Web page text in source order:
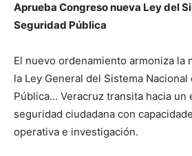
Aprueba Congreso nueva Ley del
Seguridad Pública
El nuevo ordenamiento armoniza la
la Ley General del Sistema Nacional
Pública… Veracruz transita hacia un
seguridad ciudadana con
operativa e investigación.